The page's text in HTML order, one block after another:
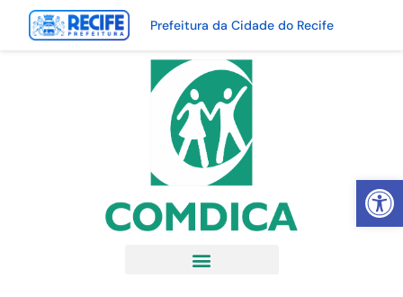
Abrir
Prefeitura da Cidade do Recife